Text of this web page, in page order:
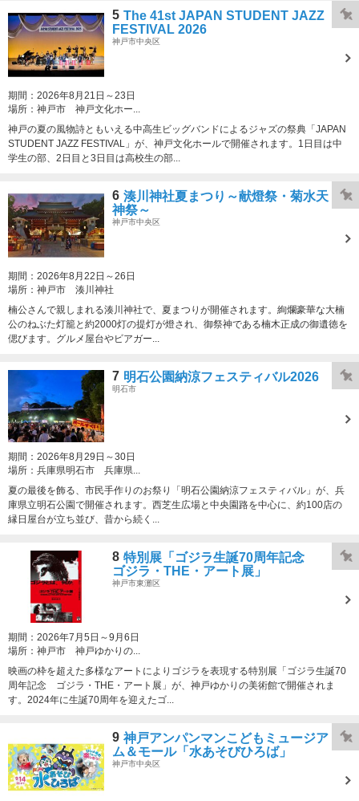
5 The 41st JAPAN STUDENT JAZZ
FESTIVAL 2026
神戸市中央区
期間： 2026年8月21日～23日
場所： 神戸市 神戸文化ホー...
神戸の夏の風物詩ともいえる中高生ビッグバンドによるジャズの祭典「JAPAN
STUDENT JAZZ FESTIVAL」が、神戸文化ホールで開催されます。1日目は中
学生の部、2日目と3日目は高校生の部...
6 湊川神社夏まつり～献燈祭・菊水天
神祭～
神戸市中央区
期間： 2026年8月22日～26日
場所： 神戸市 湊川神社
楠公さんで親しまれる湊川神社で、夏まつりが開催されます。絢爛豪華な大楠
公のねぶた灯籠と約2000灯の提灯が燈され、御祭神である楠木正成の御遺徳を
偲びます。グルメ屋台やビアガー...
7 明石公園納涼フェスティバル2026
明石市
期間： 2026年8月29日～30日
場所： 兵庫県明石市 兵庫県...
夏の最後を飾る、市民手作りのお祭り「明石公園納涼フェスティバル」が、兵
庫県立明石公園で開催されます。西芝生広場と中央園路を中心に、約100店の
縁日屋台が立ち並び、昔から続く...
8 特別展「ゴジラ生誕70周年記念
ゴジラ・THE・アート展」
神戸市東灘区
期間： 2026年7月5日～9月6日
場所： 神戸市 神戸ゆかりの...
映画の枠を超えた多様なアートによりゴジラを表現する特別展「ゴジラ生誕70
周年記念 ゴジラ・THE・アート展」が、神戸ゆかりの美術館で開催されま
す。2024年に生誕70周年を迎えたゴ...
9 神戸アンパンマンこどもミュージア
ム＆モール「水あそびひろば」
神戸市中央区